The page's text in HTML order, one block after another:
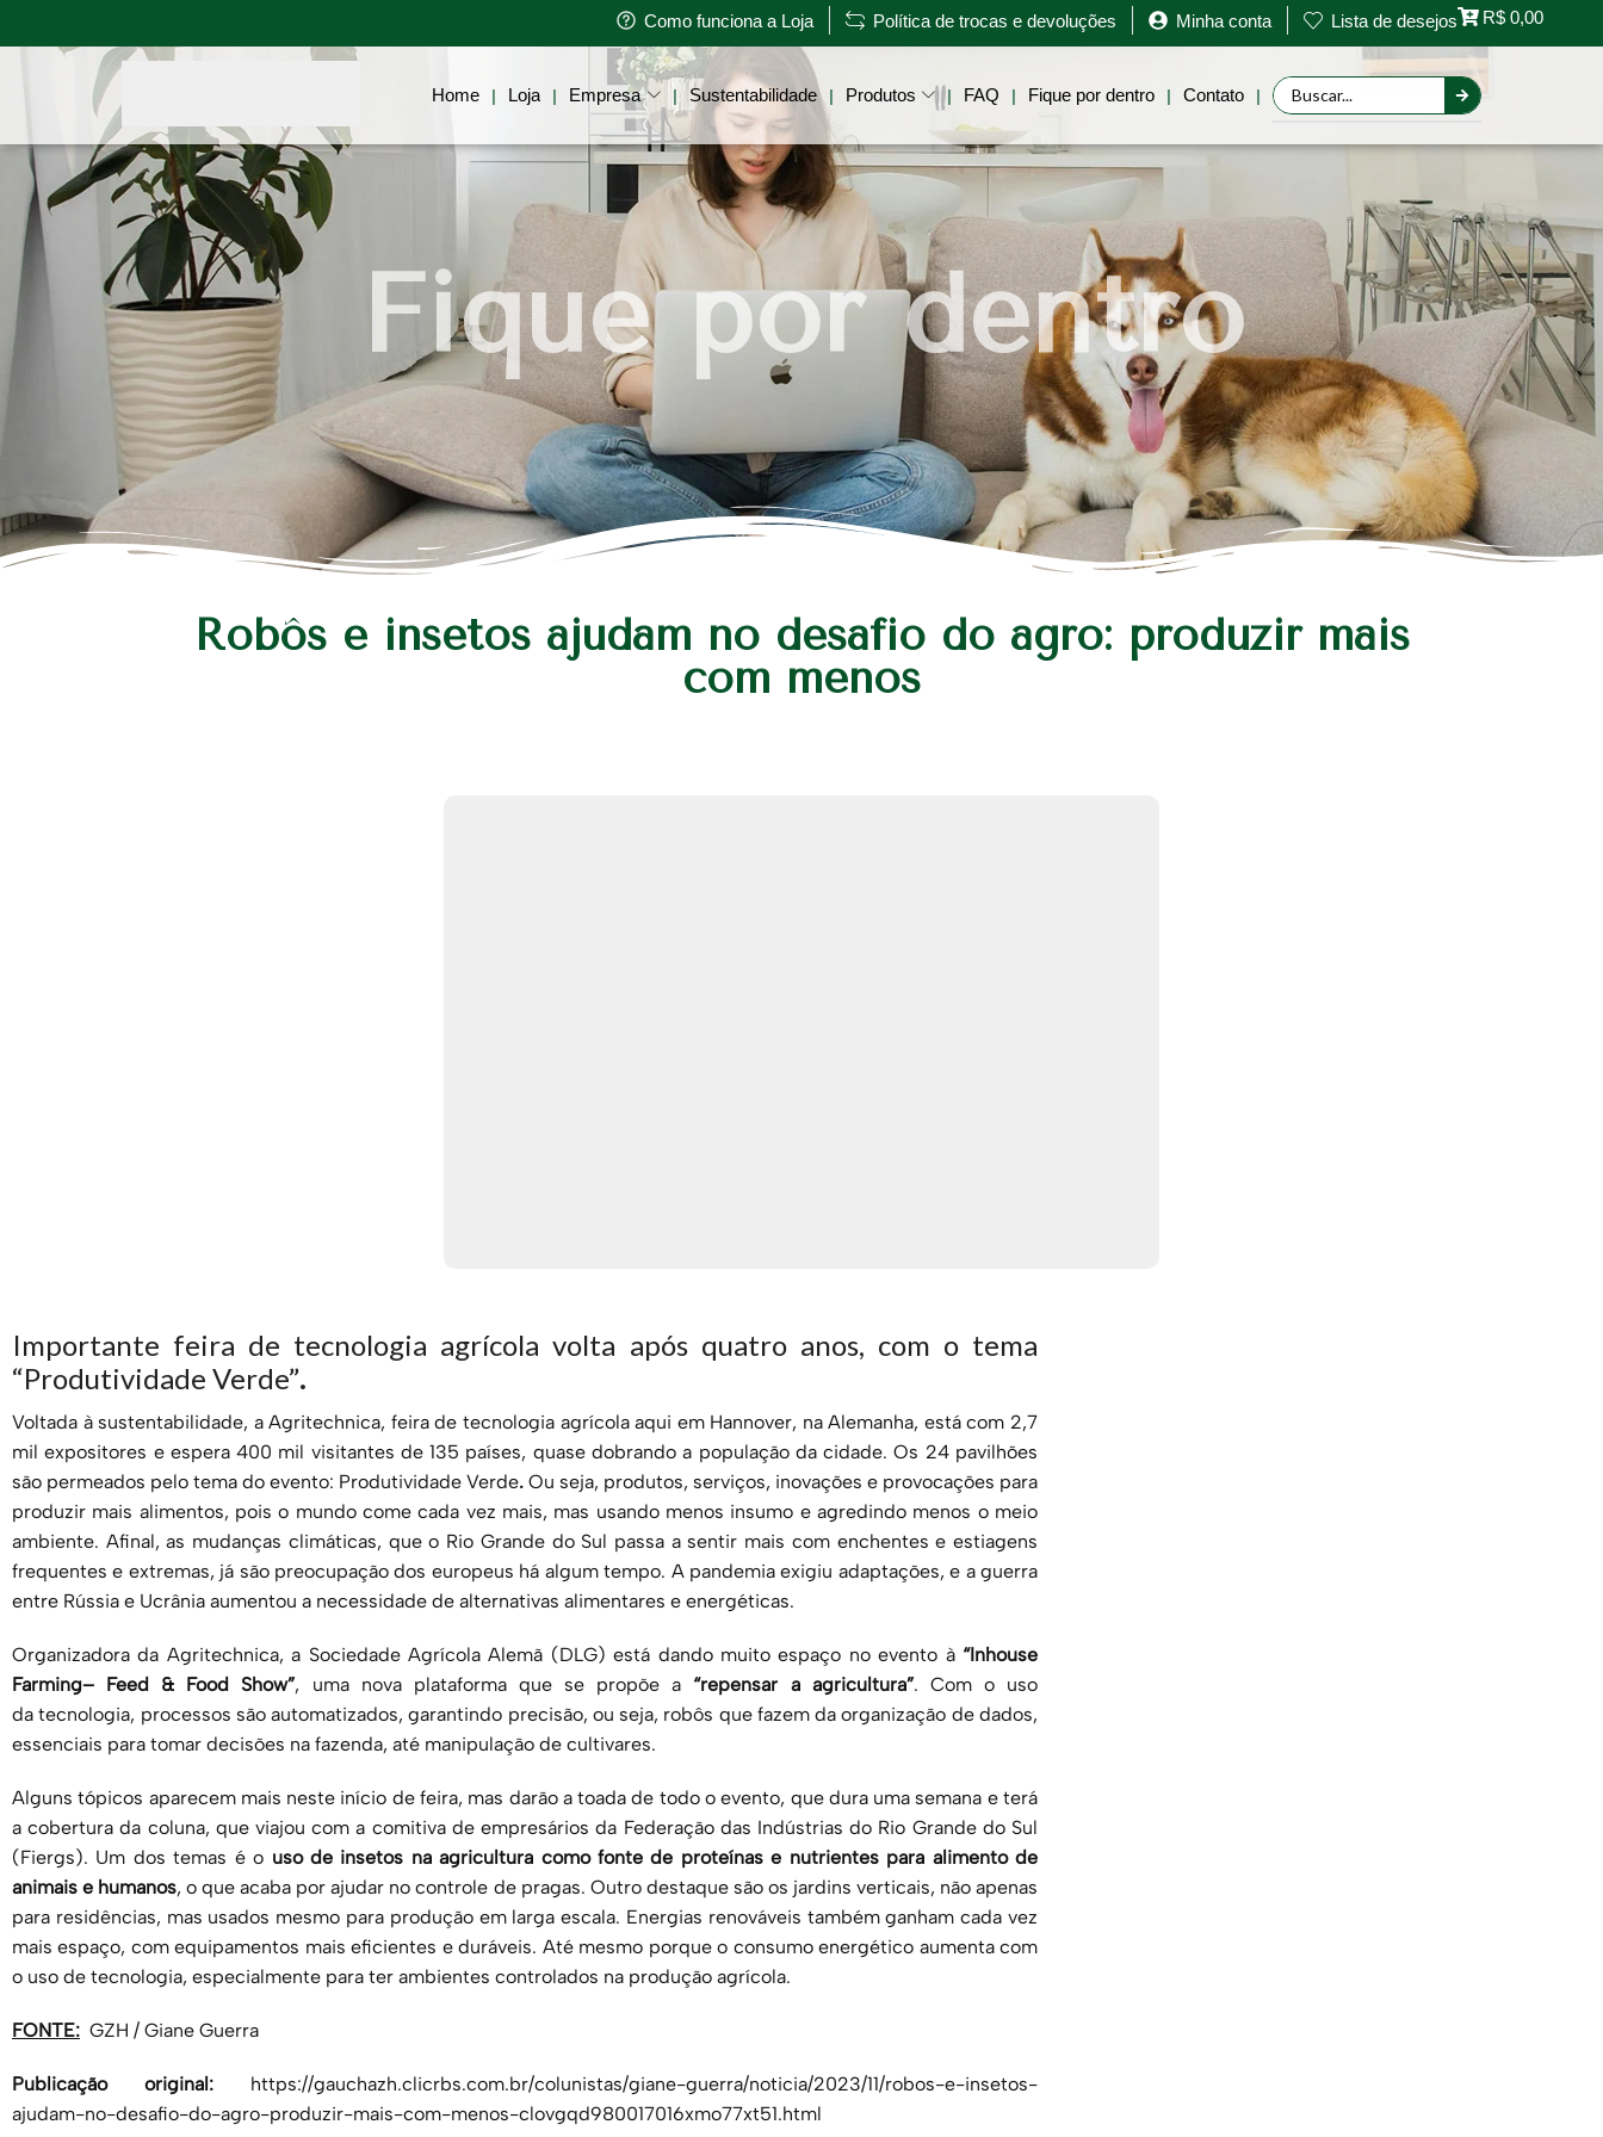
Como funciona a Loja Política de trocas e devoluções Minha conta Lista de desejos R$ 0,00
Home | Loja | Empresa | Sustentabilidade | Produtos | FAQ | Fique por dentro | Contato |
Retornar a página anterior
Fique por dentro
Robôs e insetos ajudam no desafio do agro: produzir mais
com menos
Importante feira de tecnologia agrícola volta após quatro anos, com o tema
“Produtividade Verde”.
Voltada à sustentabilidade, a Agritechnica, feira de tecnologia agrícola aqui em Hannover, na Alemanha, está com 2,7
mil expositores e espera 400 mil visitantes de 135 países, quase dobrando a população da cidade. Os 24 pavilhões
são permeados pelo tema do evento: Produtividade Verde. Ou seja, produtos, serviços, inovações e provocações para
produzir mais alimentos, pois o mundo come cada vez mais, mas usando menos insumo e agredindo menos o meio
ambiente. Afinal, as mudanças climáticas, que o Rio Grande do Sul passa a sentir mais com enchentes e estiagens
frequentes e extremas, já são preocupação dos europeus há algum tempo. A pandemia exigiu adaptações, e a guerra
entre Rússia e Ucrânia aumentou a necessidade de alternativas alimentares e energéticas.
Organizadora da Agritechnica, a Sociedade Agrícola Alemã (DLG) está dando muito espaço no evento à “Inhouse
Farming– Feed & Food Show”, uma nova plataforma que se propõe a “repensar a agricultura”. Com o uso
da tecnologia, processos são automatizados, garantindo precisão, ou seja, robôs que fazem da organização de dados,
essenciais para tomar decisões na fazenda, até manipulação de cultivares.
Alguns tópicos aparecem mais neste início de feira, mas darão a toada de todo o evento, que dura uma semana e terá
a cobertura da coluna, que viajou com a comitiva de empresários da Federação das Indústrias do Rio Grande do Sul
(Fiergs). Um dos temas é o uso de insetos na agricultura como fonte de proteínas e nutrientes para alimento de
animais e humanos, o que acaba por ajudar no controle de pragas. Outro destaque são os jardins verticais, não apenas
para residências, mas usados mesmo para produção em larga escala. Energias renováveis também ganham cada vez
mais espaço, com equipamentos mais eficientes e duráveis. Até mesmo porque o consumo energético aumenta com
o uso de tecnologia, especialmente para ter ambientes controlados na produção agrícola.
FONTE: GZH / Giane Guerra
Publicação original: https://gauchazh.clicrbs.com.br/colunistas/giane-guerra/noticia/2023/11/robos-e-insetos-
ajudam-no-desafio-do-agro-produzir-mais-com-menos-clovgqd980017016xmo77xt51.html